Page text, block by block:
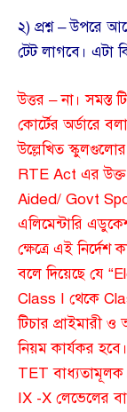
২) প্রশ্ন – উপরে
টেট লাগবে। এটা
উত্তর – না। সমস্ত
কোর্টের অর্ডারে
উল্লেখিত
RTE Act এর উক্ত
Aided/ Govt
এলিমেন্টারি
ক্ষেত্রে এই
বলে দিয়েছে যে
Class I থেকে
টিচার প্রাইমারী
নিয়ম কার্যকর
TET
IX -X লেভেলের